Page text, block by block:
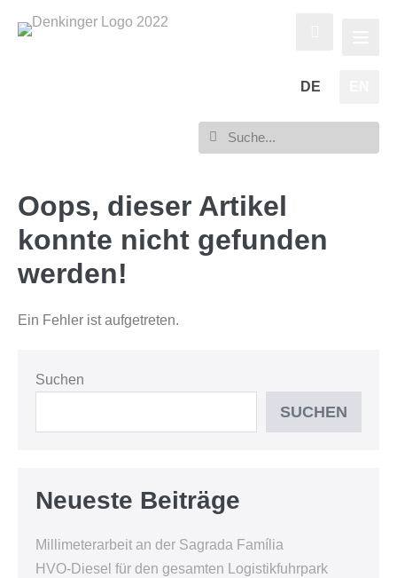
DE
Oops, dieser Artikel
konnte nicht gefunden
werden!
Ein Fehler ist aufgetreten.
Suchen
SUCHEN
Neueste Beiträge
Millimeterarbeit an der Sagrada Família
HVO-Diesel für den gesamten Logistikfuhrpark